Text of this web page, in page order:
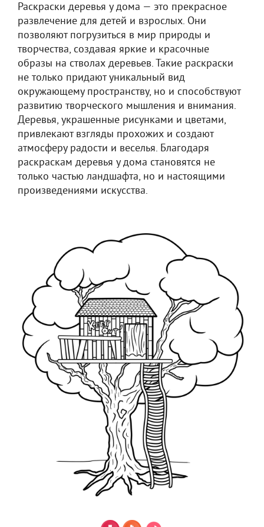
Раскраски деревья у дома — это прекрасное
развлечение для детей и взрослых. Они
позволяют погрузиться в мир природы и
творчества, создавая яркие и красочные
образы на стволах деревьев. Такие раскраски
не только придают уникальный вид
окружающему пространству, но и способствуют
развитию творческого мышления и внимания.
Деревья, украшенные рисунками и цветами,
привлекают взгляды прохожих и создают
атмосферу радости и веселья. Благодаря
раскраскам деревья у дома становятся не
только частью ландшафта, но и настоящими
произведениями искусства.